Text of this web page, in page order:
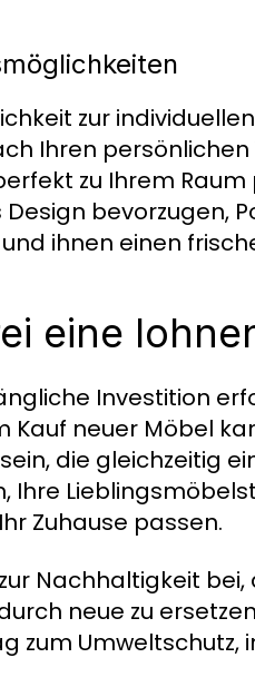
zur
Ihren
zu Ihrem
bevorzugen,
ihnen einen
eine
Investition
Kauf neuer Möbel
die gleichzeitig
Ihre
Zuhause passen.
Nachhaltigkeit
neue zu
zum